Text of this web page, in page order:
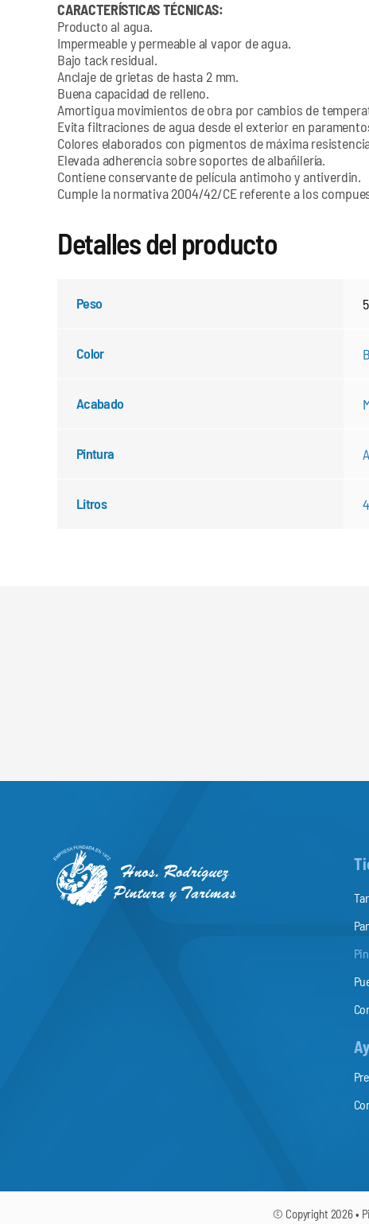
CARACTERÍSTICAS TÉCNICAS:
Producto al agua.
Impermeable y permeable al vapor de agua.
Bajo tack residual.
Anclaje de grietas de hasta 2 mm.
Buena capacidad de relleno.
Amortigua movimientos de obra por cambios de
Evita filtraciones de agua desde el exterior en
Colores elaborados con pigmentos de máxima
Elevada adherencia sobre soportes de albañilería.
Contiene conservante de película antimoho y antiverdin.
Cumple la normativa 2004/42/CE referente a los
Detalles del producto
Peso
Color
Acabado
Pintura
Litros
© Copyright 2026 •